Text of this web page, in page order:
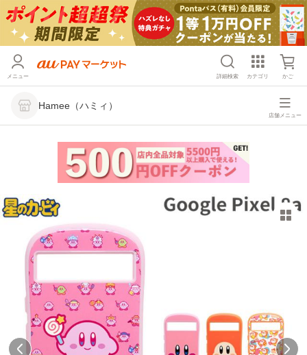
メニュー 詳細検索 カテゴリ かご
Hamee（ハミィ）
店舗メニュー